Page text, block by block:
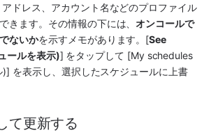
ドレス、アカウント名などのプロファイル
きます。その情報の下には、オンコールで
ないかを示すメモがあります。[See
ールを表示)] をタップして [My schedules
を表示し、選択したスケジュールに上書
て更新する